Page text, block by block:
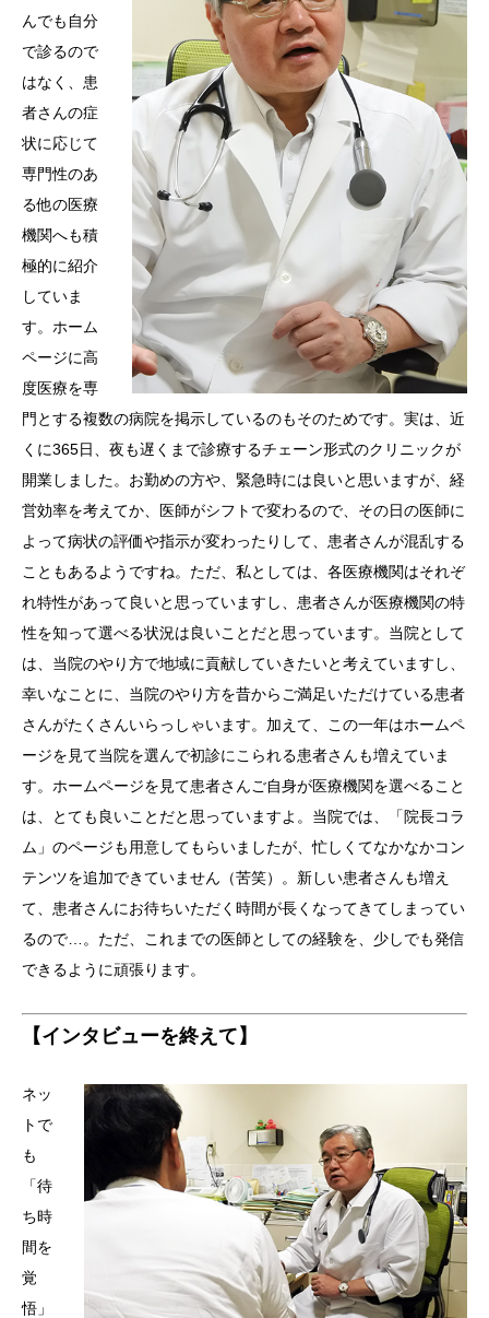
んでも自分
で診るので
はなく、患
者さんの症
状に応じて
専門性のあ
る他の医療
機関へも積
極的に紹介
していま
す。ホーム
ページに高
度医療を専
門とする複数の病院を掲示しているのもそのためです。実は、近
くに365日、夜も遅くまで診療するチェーン形式のクリニックが
開業しました。お勤めの方や、緊急時には良いと思いますが、経
営効率を考えてか、医師がシフトで変わるので、その日の医師に
よって病状の評価や指示が変わったりして、患者さんが混乱する
こともあるようですね。ただ、私としては、各医療機関はそれぞ
れ特性があって良いと思っていますし、患者さんが医療機関の特
性を知って選べる状況は良いことだと思っています。当院として
は、当院のやり方で地域に貢献していきたいと考えていますし、
幸いなことに、当院のやり方を昔からご満足いただけている患者
さんがたくさんいらっしゃいます。加えて、この一年はホームペ
ージを見て当院を選んで初診にこられる患者さんも増えていま
す。ホームページを見て患者さんご自身が医療機関を選べること
は、とても良いことだと思っていますよ。当院では、「院長コラ
ム」のページも用意してもらいましたが、忙しくてなかなかコン
テンツを追加できていません（苦笑）。新しい患者さんも増え
て、患者さんにお待ちいただく時間が長くなってきてしまってい
るので…。ただ、これまでの医師としての経験を、少しでも発信
できるように頑張ります。
【インタビューを終えて】
ネッ
トで
も
「待
ち時
間を
覚
悟」